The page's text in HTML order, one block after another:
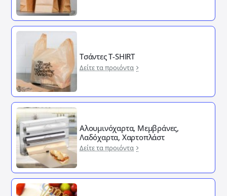
Τσάντες T-SHIRT
Δείτε τα προιόντα
Αλουμινόχαρτα, Μεμβράνες,
Λαδόχαρτα, Χαρτοπλάστ
Δείτε τα προιόντα